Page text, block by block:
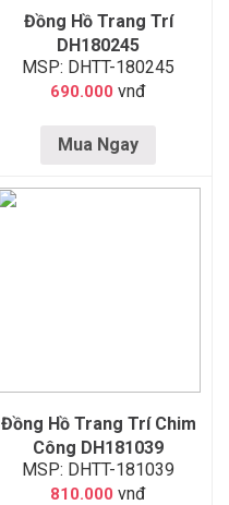
Đồng Hồ Trang Trí
DH180245
MSP: DHTT-180245
690.000 vnđ
Mua Ngay
Đồng Hồ Trang Trí Chim
Công DH181039
MSP: DHTT-181039
810.000 vnđ